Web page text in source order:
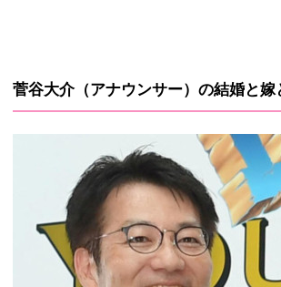
菅谷大介（アナウンサー）の結婚と嫁